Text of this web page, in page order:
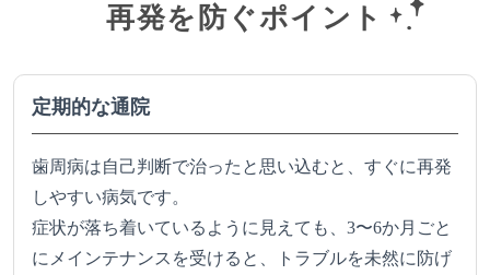
再発を防ぐポイント
定期的な通院
歯周病は自己判断で治ったと思い込むと、すぐに再発
しやすい病気です。
症状が落ち着いているように見えても、3〜6か月ごと
にメインテナンスを受けると、トラブルを未然に防げ